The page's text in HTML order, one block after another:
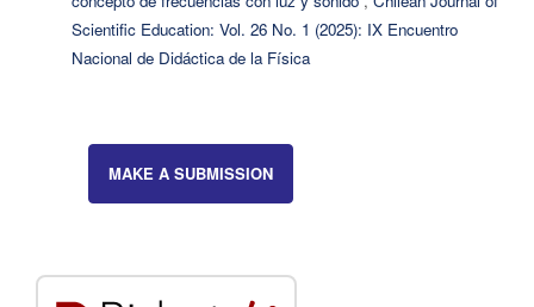
Scientific Education: Vol. 26 No. 1 (2025): IX Encuentro
Nacional de Didáctica de la Física
MAKE A SUBMISSION